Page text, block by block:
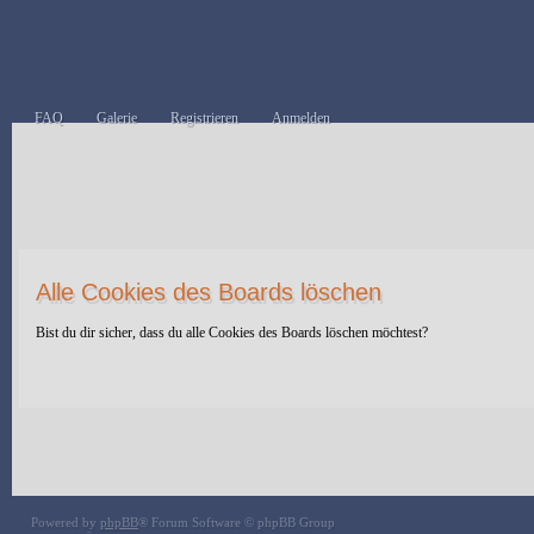
FAQ Galerie Registrieren Anmelden
Alle Cookies des Boards löschen
Bist du dir sicher, dass du alle Cookies des Boards löschen möchtest?
Powered by phpBB® Forum Software © phpBB Group